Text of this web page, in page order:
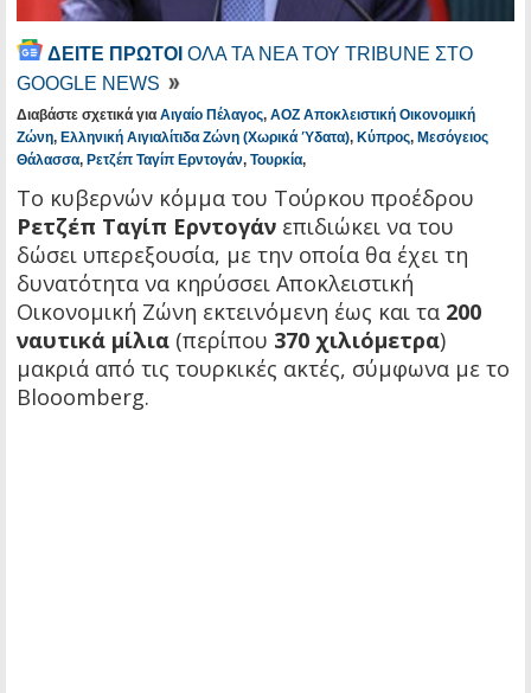
ΔΕΙΤΕ ΠΡΩΤΟΙ ΟΛΑ ΤΑ ΝΕΑ ΤΟΥ TRIBUNE ΣΤΟ
GOOGLE NEWS
Διαβάστε σχετικά για Αιγαίο Πέλαγος, ΑΟΖ Αποκλειστική Οικονομική
Ζώνη, Ελληνική Αιγιαλίτιδα Ζώνη (Χωρικά Ύδατα), Κύπρος, Μεσόγειος
Θάλασσα, Ρετζέπ Ταγίπ Ερντογάν, Τουρκία,
Το κυβερνών κόμμα του Τούρκου προέδρου
Ρετζέπ Ταγίπ Ερντογάν επιδιώκει να του
δώσει υπερεξουσία, με την οποία θα έχει τη
δυνατότητα να κηρύσσει Αποκλειστική
Οικονομική Ζώνη εκτεινόμενη έως και τα 200
ναυτικά μίλια (περίπου 370 χιλιόμετρα)
μακριά από τις τουρκικές ακτές, σύμφωνα με το
Blooomberg.